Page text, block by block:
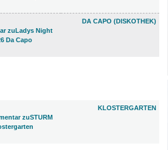
DA CAPO (DISKOTHEK)
KLOSTERGARTEN